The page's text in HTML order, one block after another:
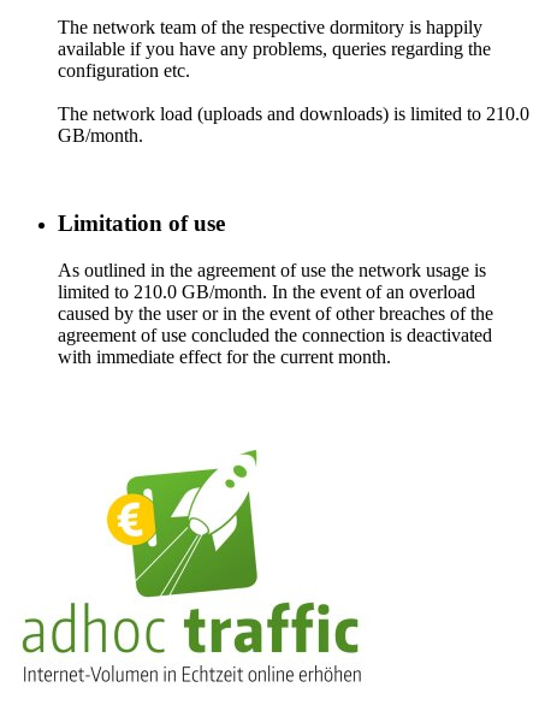
The network team of the respective dormitory is happily
available if you have any problems, queries regarding the
configuration etc.
The network load (uploads and downloads) is limited to 210.0
GB/month.
Limitation of use
As outlined in the agreement of use the network usage is
limited to 210.0 GB/month. In the event of an overload
caused by the user or in the event of other breaches of the
agreement of use concluded the connection is deactivated
with immediate effect for the current month.